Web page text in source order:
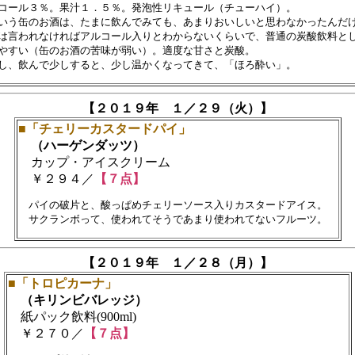
ール３％。果汁１．５％。発泡性リキュール（チューハイ）。
う缶のお酒は、たまに飲んでみても、あまりおいしいと思わなかったんだ
言われなければアルコール入りとわからないくらいで、普通の炭酸飲料と
すい（缶のお酒の苦味が弱い）。適度な甘さと炭酸。
【２０１９年 １／２９（火）】
■「チェリーカスタードパイ」
（ハーゲンダッツ）
カップ・アイスクリーム
￥２９４／ 【７点】
パイの破片と、酸っぱめチェリーソース入りカスタードアイス。
【２０１９年 １／２８（月）】
■「トロピカーナ」
（キリンビバレッジ）
紙パック飲料(900ml)
￥２７０／ 【７点】